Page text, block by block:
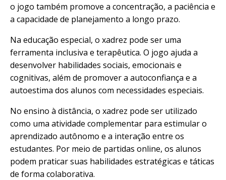
o jogo também promove a concentração, a paciência e
a capacidade de planejamento a longo prazo.
Na educação especial, o xadrez pode ser uma
ferramenta inclusiva e terapêutica. O jogo ajuda a
desenvolver habilidades sociais, emocionais e
cognitivas, além de promover a autoconfiança e a
autoestima dos alunos com necessidades especiais.
No ensino à distância, o xadrez pode ser utilizado
como uma atividade complementar para estimular o
aprendizado autônomo e a interação entre os
estudantes. Por meio de partidas online, os alunos
podem praticar suas habilidades estratégicas e táticas
de forma colaborativa.